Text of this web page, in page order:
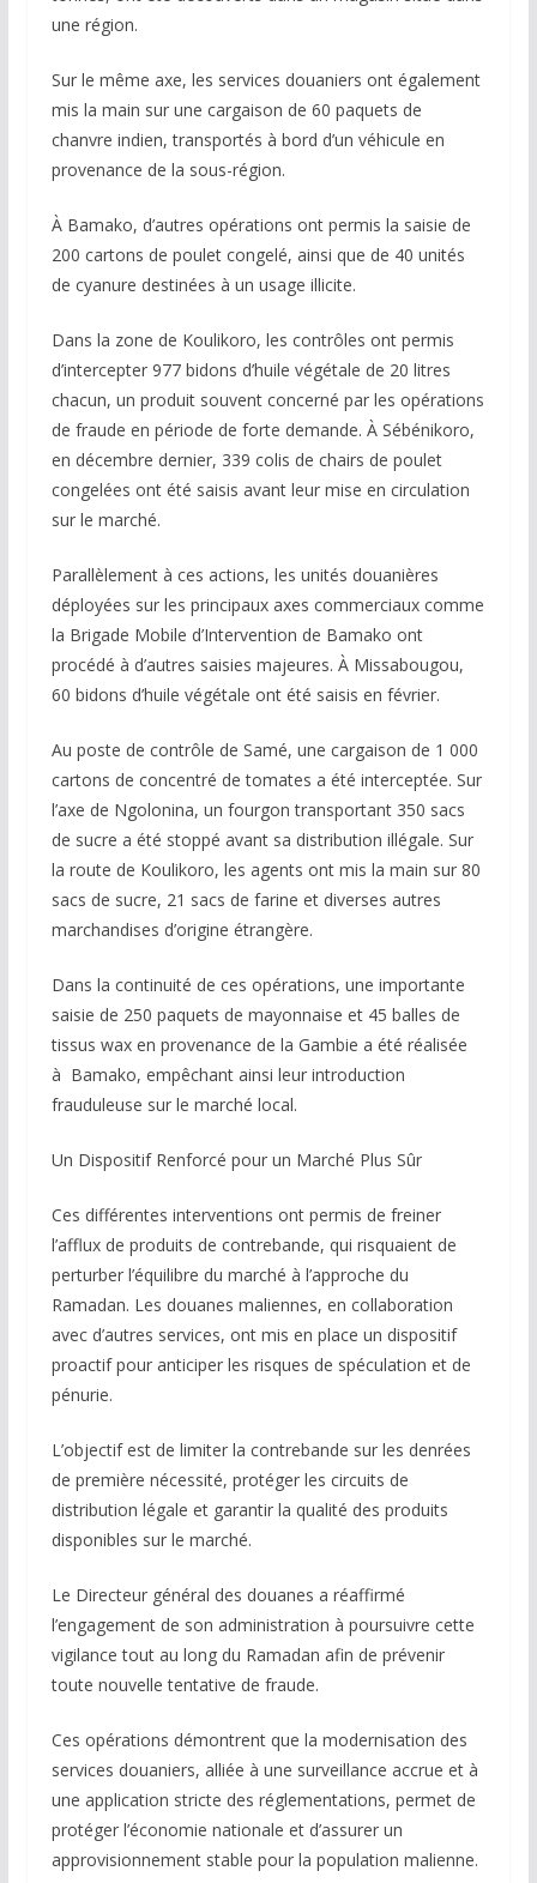
une région.
Sur le même axe, les services douaniers ont également
mis la main sur une cargaison de 60 paquets de
chanvre indien, transportés à bord d’un véhicule en
provenance de la sous-région.
À Bamako, d’autres opérations ont permis la saisie de
200 cartons de poulet congelé, ainsi que de 40 unités
de cyanure destinées à un usage illicite.
Dans la zone de Koulikoro, les contrôles ont permis
d’intercepter 977 bidons d’huile végétale de 20 litres
chacun, un produit souvent concerné par les opérations
de fraude en période de forte demande. À Sébénikoro,
en décembre dernier, 339 colis de chairs de poulet
congelées ont été saisis avant leur mise en circulation
sur le marché.
Parallèlement à ces actions, les unités douanières
déployées sur les principaux axes commerciaux comme
la Brigade Mobile d’Intervention de Bamako ont
procédé à d’autres saisies majeures. À Missabougou,
60 bidons d’huile végétale ont été saisis en février.
Au poste de contrôle de Samé, une cargaison de 1 000
cartons de concentré de tomates a été interceptée. Sur
l’axe de Ngolonina, un fourgon transportant 350 sacs
de sucre a été stoppé avant sa distribution illégale. Sur
la route de Koulikoro, les agents ont mis la main sur 80
sacs de sucre, 21 sacs de farine et diverses autres
marchandises d’origine étrangère.
Dans la continuité de ces opérations, une importante
saisie de 250 paquets de mayonnaise et 45 balles de
tissus wax en provenance de la Gambie a été réalisée
à Bamako, empêchant ainsi leur introduction
frauduleuse sur le marché local.
Un Dispositif Renforcé pour un Marché Plus Sûr
Ces différentes interventions ont permis de freiner
l’afflux de produits de contrebande, qui risquaient de
perturber l’équilibre du marché à l’approche du
Ramadan. Les douanes maliennes, en collaboration
avec d’autres services, ont mis en place un dispositif
proactif pour anticiper les risques de spéculation et de
pénurie.
L’objectif est de limiter la contrebande sur les denrées
de première nécessité, protéger les circuits de
distribution légale et garantir la qualité des produits
disponibles sur le marché.
Le Directeur général des douanes a réaffirmé
l’engagement de son administration à poursuivre cette
vigilance tout au long du Ramadan afin de prévenir
toute nouvelle tentative de fraude.
Ces opérations démontrent que la modernisation des
services douaniers, alliée à une surveillance accrue et à
une application stricte des réglementations, permet de
protéger l’économie nationale et d’assurer un
approvisionnement stable pour la population malienne.